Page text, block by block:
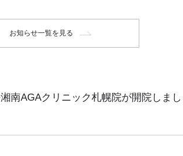
お知らせ一覧を見る
湘南AGAクリニック札幌院が開院しまし